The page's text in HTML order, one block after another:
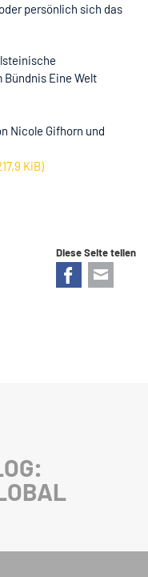
persönlich sich das
Eine Welt
Nicole Gifhorn und
KiB)
Diese Seite teilen
Facebook